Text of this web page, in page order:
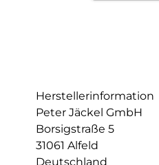
Herstellerinformation
Peter Jäckel GmbH
Borsigstraße 5
31061 Alfeld
Deutschland